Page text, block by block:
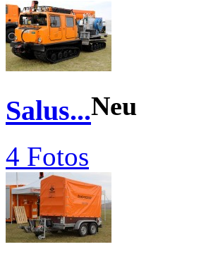
Salus...Neu
4 Fotos